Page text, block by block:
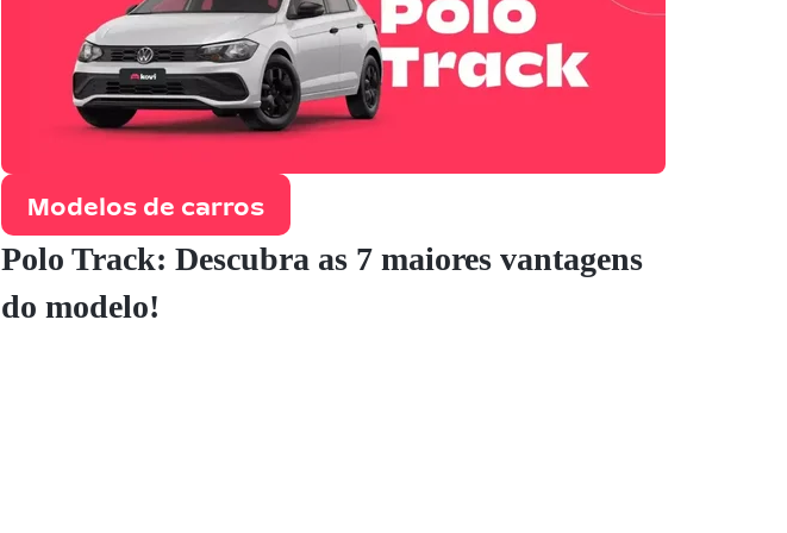
Modelos de carros
Polo Track: Descubra as 7 maiores vantagens
do modelo!